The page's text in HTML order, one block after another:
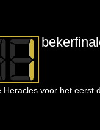
Heracles voor het eerst